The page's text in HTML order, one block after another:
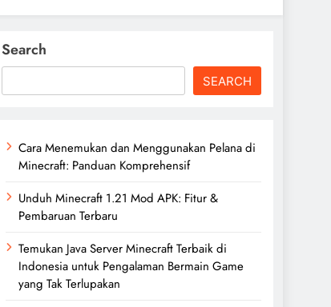
Search
SEARCH
Cara Menemukan dan Menggunakan Pelana di
Minecraft: Panduan Komprehensif
Unduh Minecraft 1.21 Mod APK: Fitur &
Pembaruan Terbaru
Temukan Java Server Minecraft Terbaik di
Indonesia untuk Pengalaman Bermain Game
yang Tak Terlupakan